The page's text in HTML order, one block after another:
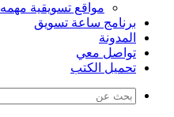
مواقع تسويقية مهمه
برنامج ساعة تسويق
المدونة
تواصل معي
تحميل الكتب